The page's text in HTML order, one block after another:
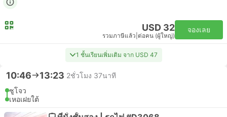
USD 32
รวมภาษีแล้ว ต่อคน (ผู้ใหญ่)
จองเลย
1 ชั้นเรียนเพิ่มเติม จาก USD 47
10:46 13:23 2ชั่วโมง 37นาที
ซูโจว
เหอเฝยใต้